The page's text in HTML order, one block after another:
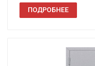
ПОДРОБНЕЕ